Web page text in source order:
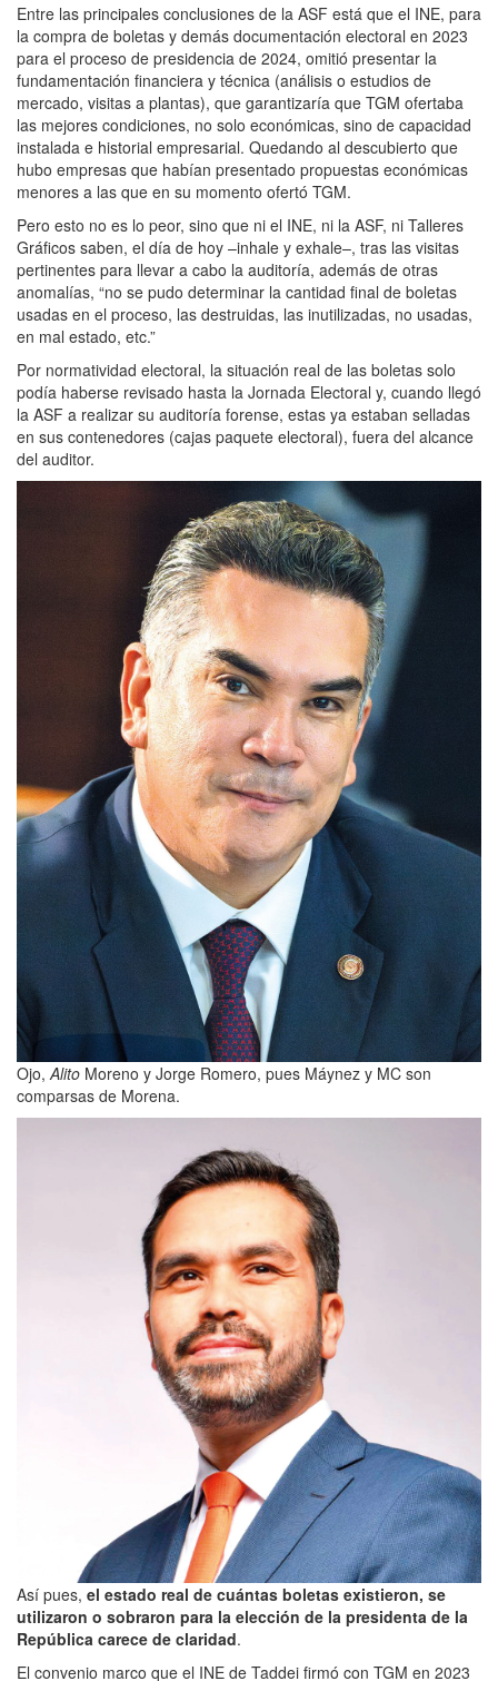
Entre las principales conclusiones de la ASF está que el INE, para
la compra de boletas y demás documentación electoral en 2023
para el proceso de presidencia de 2024, omitió presentar la
fundamentación financiera y técnica (análisis o estudios de
mercado, visitas a plantas), que garantizaría que TGM ofertaba
las mejores condiciones, no solo económicas, sino de capacidad
instalada e historial empresarial. Quedando al descubierto que
hubo empresas que habían presentado propuestas económicas
menores a las que en su momento ofertó TGM.
Pero esto no es lo peor, sino que ni el INE, ni la ASF, ni Talleres
Gráficos saben, el día de hoy –inhale y exhale–, tras las visitas
pertinentes para llevar a cabo la auditoría, además de otras
anomalías, “no se pudo determinar la cantidad final de boletas
usadas en el proceso, las destruidas, las inutilizadas, no usadas,
en mal estado, etc.”
Por normatividad electoral, la situación real de las boletas solo
podía haberse revisado hasta la Jornada Electoral y, cuando llegó
la ASF a realizar su auditoría forense, estas ya estaban selladas
en sus contenedores (cajas paquete electoral), fuera del alcance
del auditor.
Ojo,Alito Moreno y Jorge Romero, pues Máynez y MC son
comparsas de Morena.
Así pues, el estado real de cuántas boletas existieron, se
utilizaron o sobraron para la elección de la presidenta de la
República carece de claridad.
El convenio marco que el INE de Taddei firmó con TGM en 2023